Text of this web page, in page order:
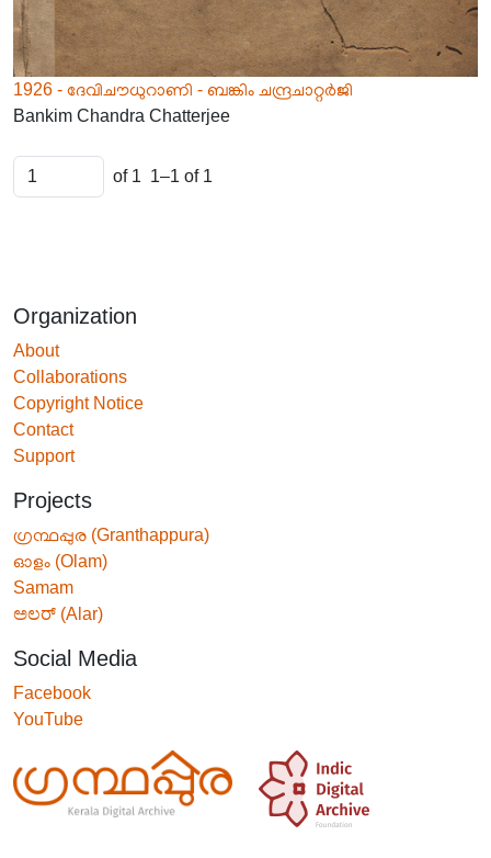
1926 - ദേവിചൗധുറാണി - ബങ്കിം ചന്ദ്രചാറ്റർജി
Bankim Chandra Chatterjee
of 1 1–1 of 1
Organization
About
Collaborations
Copyright Notice
Contact
Support
Projects
ഗ്രന്ഥപ്പുര (Granthappura)
ഓളം (Olam)
Samam
ಅಲರ್ (Alar)
Social Media
Facebook
YouTube